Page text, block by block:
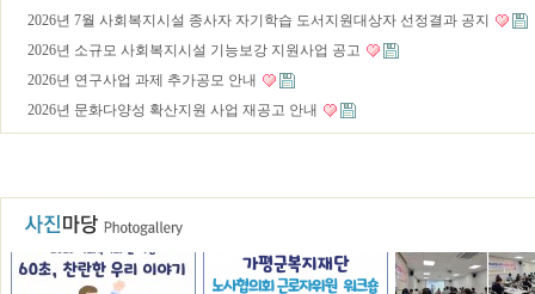
2026년 7월 사회복지시설 종사자 자기학습 도서지원대상자 선정결과 공지
2026년 소규모 사회복지시설 기능보강 지원사업 공고
2026년 연구사업 과제 추가공모 안내
2026년 문화다양성 확산지원 사업 재공고 안내